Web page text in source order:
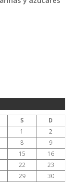
S
D
1
2
8
9
15
16
22
23
29 30